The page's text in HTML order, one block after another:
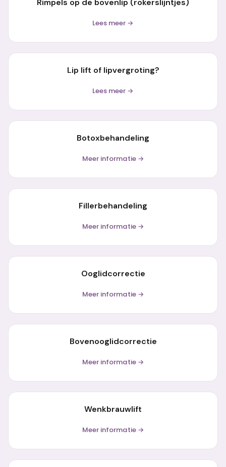
Rimpels op de bovenlip (rokerslijntjes)
Lees meer →
Lip lift of lipvergroting?
Lees meer →
Botoxbehandeling
Meer informatie →
Fillerbehandeling
Meer informatie →
Ooglidcorrectie
Meer informatie →
Bovenooglidcorrectie
Meer informatie →
Wenkbrauwlift
Meer informatie →